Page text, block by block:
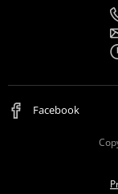
Facebook